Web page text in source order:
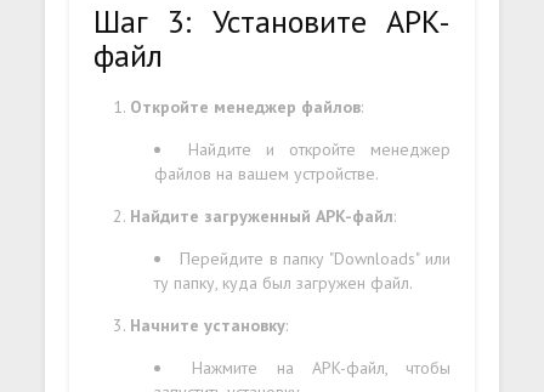
Шаг 3: Установите APK-
файл
Откройте менеджер файлов:
Найдите и откройте менеджер
файлов на вашем устройстве.
Найдите загруженный APK-файл:
Перейдите в папку "Downloads" или
ту папку, куда был загружен файл.
Начните установку:
Нажмите на APK-файл, чтобы